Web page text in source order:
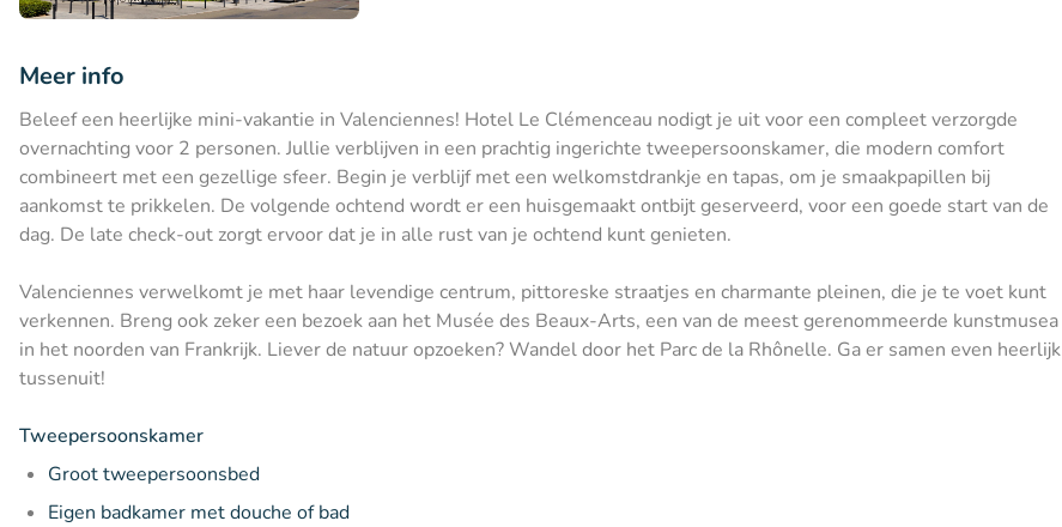
Meer info
Beleef een heerlijke mini-vakantie in Valenciennes! Hotel Le Clémenceau nodigt je uit voor een compleet verzorgde
overnachting voor 2 personen. Jullie verblijven in een prachtig ingerichte tweepersoonskamer, die modern comfort
combineert met een gezellige sfeer. Begin je verblijf met een welkomstdrankje en tapas, om je smaakpapillen bij
aankomst te prikkelen. De volgende ochtend wordt er een huisgemaakt ontbijt geserveerd, voor een goede start van de
dag. De late check-out zorgt ervoor dat je in alle rust van je ochtend kunt genieten.
Valenciennes verwelkomt je met haar levendige centrum, pittoreske straatjes en charmante pleinen, die je te voet kunt
verkennen. Breng ook zeker een bezoek aan het Musée des Beaux-Arts, een van de meest gerenommeerde kunstmusea
in het noorden van Frankrijk. Liever de natuur opzoeken? Wandel door het Parc de la Rhônelle. Ga er samen even heerlijk
tussenuit!
Tweepersoonskamer
Groot tweepersoonsbed
Eigen badkamer met douche of bad